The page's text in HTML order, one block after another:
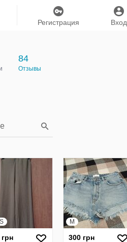
Вход
Регистрация
84
Отзывы
M
300 грн